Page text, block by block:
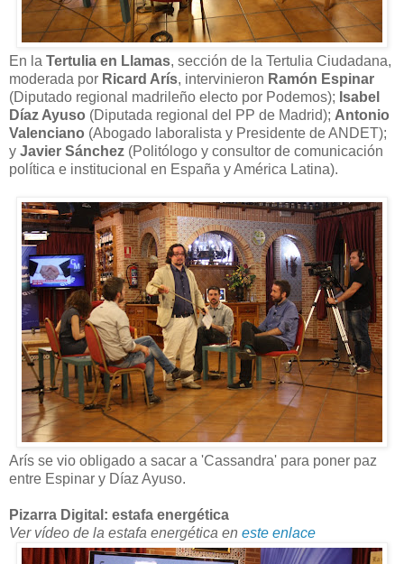
En la Tertulia en Llamas, sección de la Tertulia Ciudadana,
moderada por Ricard Arís, intervinieron Ramón Espinar
(Diputado regional madrileño electo por Podemos); Isabel
Díaz Ayuso (Diputada regional del PP de Madrid); Antonio
Valenciano (Abogado laboralista y Presidente de ANDET);
y Javier Sánchez (Politólogo y consultor de comunicación
política e institucional en España y América Latina).
Arís se vio obligado a sacar a 'Cassandra' para poner paz
entre Espinar y Díaz Ayuso.
Pizarra Digital: estafa energética
Ver vídeo de la estafa energética en este enlace